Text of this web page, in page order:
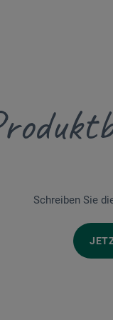
Schreiben Sie